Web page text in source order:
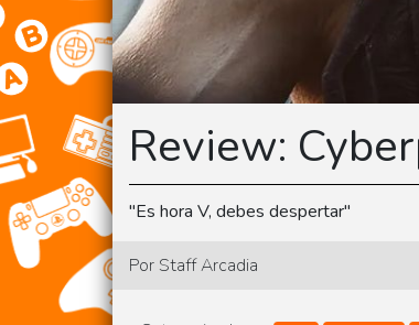
Review:
"Es hora V, debes despertar"
Por Staff Arcadia